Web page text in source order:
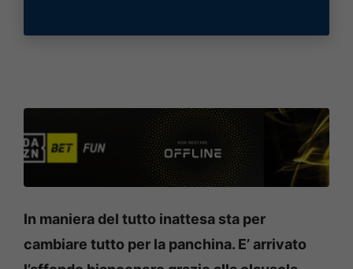
In maniera del tutto inattesa sta per
cambiare tutto per la panchina. E’ arrivato